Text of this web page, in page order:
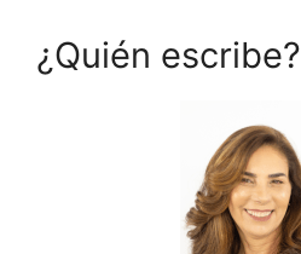
¿Quién escribe?